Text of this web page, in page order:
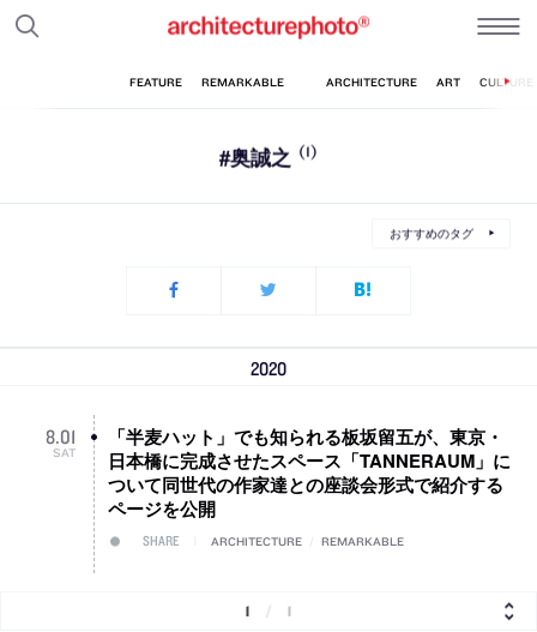
#奥誠之 (1)
おすすめのタグ
2020
8.01
SAT
「半麦ハット」でも知られる板坂留五が、東京・
日本橋に完成させたスペース「TANNERAUM」に
ついて同世代の作家達との座談会形式で紹介する
ページを公開
SHARE ARCHITECTURE REMARKABLE
1 1